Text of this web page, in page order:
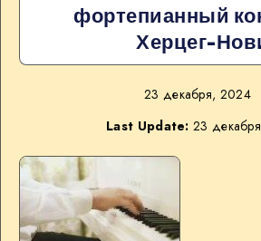
фортепианный
Херцег-
23 декабря, 2024
Last Update: 23